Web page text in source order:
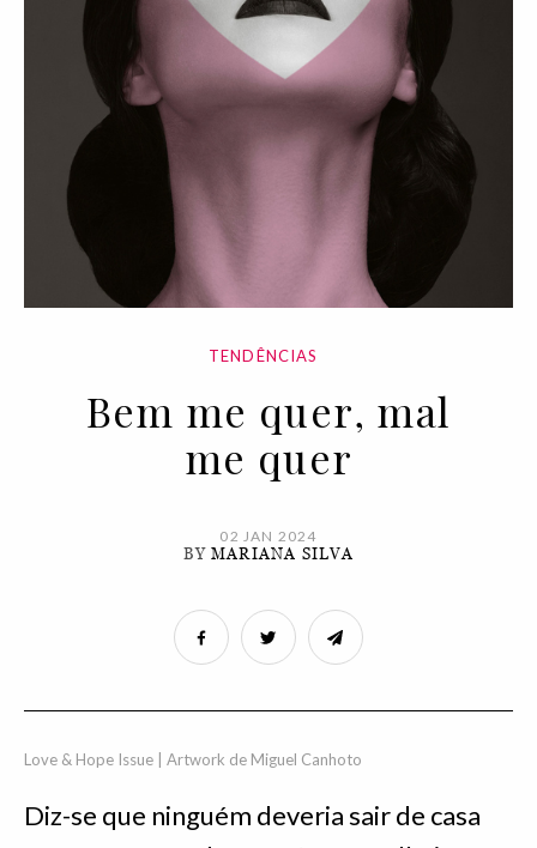
TENDÊNCIAS
Bem me quer, mal
me quer
02 JAN 2024
BYMARIANA SILVA
Love & Hope Issue | Artwork de Miguel Canhoto
Diz-se que ninguém deveria sair de casa